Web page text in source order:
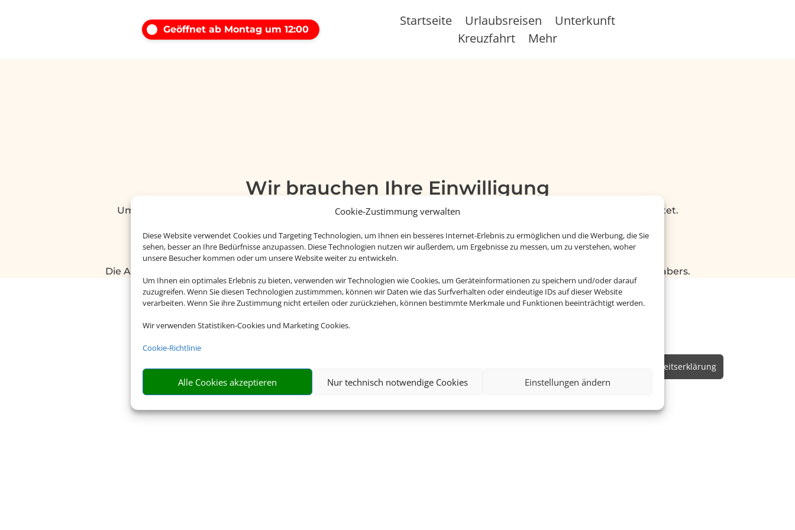
Cookie-Zustimmung verwalten
Diese Website verwendet Cookies und Targeting Technologien, um Ihnen ein besseres Internet-Erlebnis zu ermöglichen und die Werbung, die Sie
sehen, besser an Ihre Bedürfnisse anzupassen. Diese Technologien nutzen wir außerdem, um Ergebnisse zu messen, um zu verstehen, woher
unsere Besucher kommen oder um unsere Website weiter zu entwickeln.
Um Ihnen ein optimales Erlebnis zu bieten, verwenden wir Technologien wie Cookies, um Geräteinformationen zu speichern und/oder darauf
zuzugreifen. Wenn Sie diesen Technologien zustimmmen, können wir Daten wie das Surfverhalten oder eindeutige IDs auf dieser Website
verarbeiten. Wenn Sie ihre Zustimmung nicht erteilen oder zurückziehen, können bestimmte Merkmale und Funktionen beeinträchtigt werden.
Wir verwenden Statistiken-Cookies und Marketing Cookies.
Cookie-Richtlinie
Alle Cookies akzeptieren Nur technisch notwendige Cookies Einstellungen ändern
Geöffnet ab Montag um 12:00
Startseite Urlaubsreisen
Unterkunft
Kreuzfahrt
Mehr
Wir brauchen Ihre Einwilligung
Um diesen Inhalt darzustellen, aktivieren Sie bitte die Cookies. Es werden ggf. personenbezogene Daten verarbeitet.
Cookies akzeptieren
Die Abwicklung der Buchung übernimmt Schmetterling International GmbH & Co.KG im Auftrag des Webseiteninhabers.
Rechtliche Informationen
Impressum Datenschutzerklärung Barrierefreiheitserklärung